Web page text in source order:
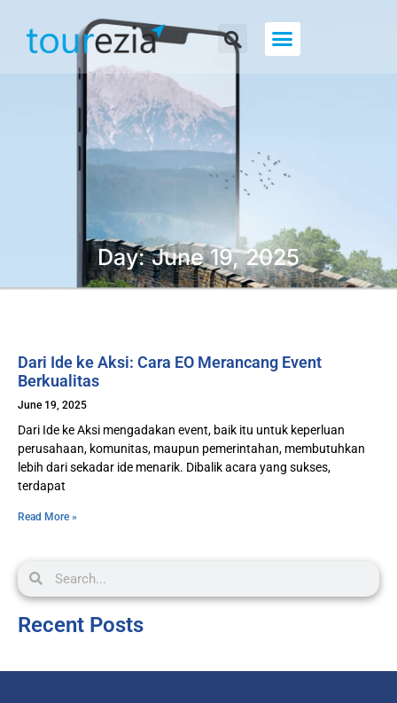
Day: June 19, 2025
Dari Ide ke Aksi: Cara EO Merancang Event
Berkualitas
June 19, 2025
Dari Ide ke Aksi mengadakan event, baik itu untuk keperluan
perusahaan, komunitas, maupun pemerintahan, membutuhkan
lebih dari sekadar ide menarik. Dibalik acara yang sukses,
terdapat
Read More »
Recent Posts